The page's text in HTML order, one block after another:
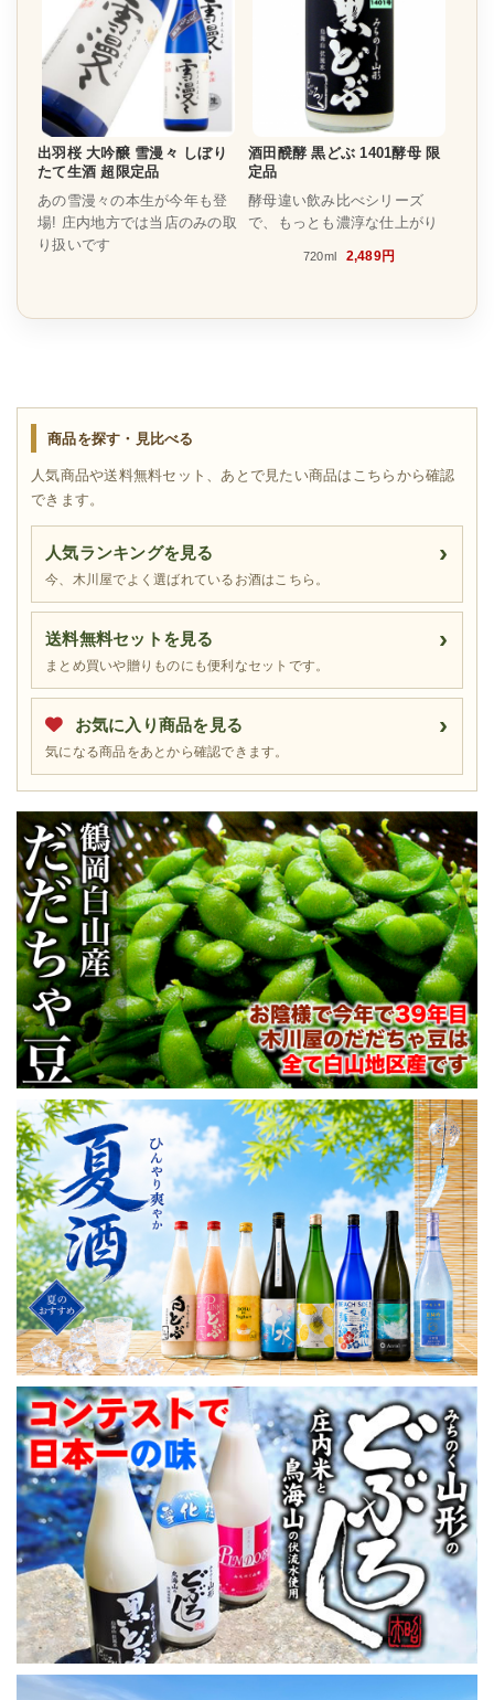
出羽桜 大吟醸 雪漫々 しぼり
たて生酒 超限定品
あの雪漫々の本生が今年も登
場! 庄内地方では当店のみの取
り扱いです
酒田醗酵 黒どぶ 1401酵母 限
定品
酵母違い飲み比べシリーズ
で、もっとも濃淳な仕上がり
720ml 2,489円
商品を探す・見比べる
人気商品や送料無料セット、あとで見たい商品はこちらから確認
できます。
人気ランキングを見る
今、木川屋でよく選ばれているお酒はこちら。
送料無料セットを見る
まとめ買いや贈りものにも便利なセットです。
お気に入り商品を見る
気になる商品をあとから確認できます。